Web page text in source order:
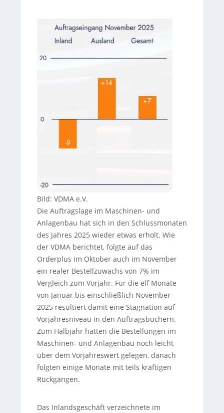
Bild: VDMA e.V.
Die Auftragslage im Maschinen- und
Anlagenbau hat sich in den Schlussmonaten
des Jahres 2025 wieder etwas erholt. Wie
der VDMA berichtet, folgte auf das
Orderplus im Oktober auch im November
ein realer Bestellzuwachs von 7% im
Vergleich zum Vorjahr. Für die elf Monate
von Januar bis einschließlich November
2025 resultiert damit eine Stagnation auf
Vorjahresniveau in den Auftragsbüchern.
Zum Halbjahr hatten die Bestellungen im
Maschinen- und Anlagenbau noch leicht
über dem Vorjahreswert gelegen, danach
folgten einige Monate mit teils kräftigen
Rückgängen.
Das Inlandsgeschäft verzeichnete im